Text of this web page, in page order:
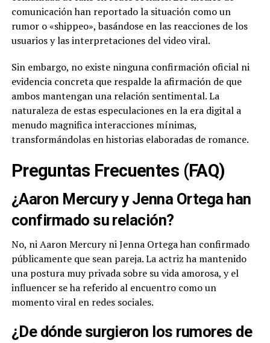
comunicación han reportado la situación como un
rumor o «shippeo», basándose en las reacciones de los
usuarios y las interpretaciones del video viral.
Sin embargo, no existe ninguna confirmación oficial ni
evidencia concreta que respalde la afirmación de que
ambos mantengan una relación sentimental. La
naturaleza de estas especulaciones en la era digital a
menudo magnifica interacciones mínimas,
transformándolas en historias elaboradas de romance.
Preguntas Frecuentes (FAQ)
¿Aaron Mercury y Jenna Ortega han
confirmado su relación?
No, ni Aaron Mercury ni Jenna Ortega han confirmado
públicamente que sean pareja. La actriz ha mantenido
una postura muy privada sobre su vida amorosa, y el
influencer se ha referido al encuentro como un
momento viral en redes sociales.
¿De dónde surgieron los rumores de